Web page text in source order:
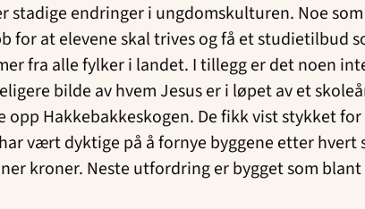
stadige endringer i ungdomskulturen. Noe
for at elevene skal trives og få et studietilbud
fra alle fylker i landet. I tillegg er det noen
bilde av hvem Jesus er i løpet av et
Hakkebakkeskogen. De fikk vist stykket
vært dyktige på å fornye byggene etter
kroner. Neste utfordring er bygget som